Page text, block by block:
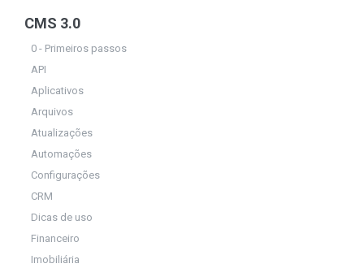
CMS 3.0
0 - Primeiros passos
API
Aplicativos
Arquivos
Atualizações
Automações
Configurações
CRM
Dicas de uso
Financeiro
Imobiliária